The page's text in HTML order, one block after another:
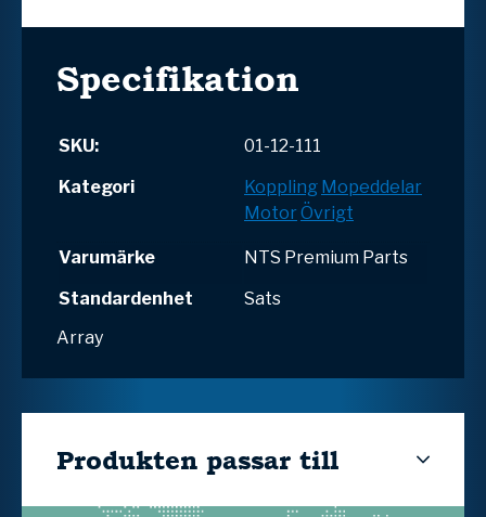
Specifikation
SKU:
01-12-111
Kategori
Koppling Mopeddelar
MotorÖvrigt
Varumärke
NTS Premium Parts
Standardenhet
Sats
Array
Produkten passar till